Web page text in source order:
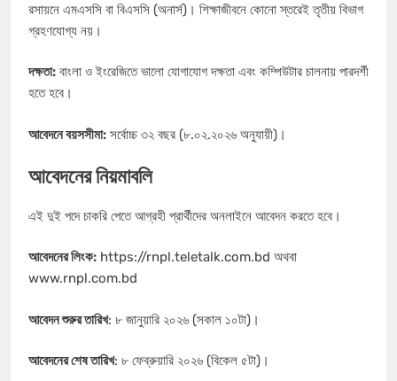
রসায়নে এমএসসি বা বিএসসি (অনার্স)। শিক্ষাজীবনে কোনো স্তরেই তৃতীয় বিভাগ
গ্রহণযোগ্য নয়।
দক্ষতা: বাংলা ও ইংরেজিতে ভালো যোগাযোগ দক্ষতা এবং কম্পিউটার চালনায় পারদর্শী
হতে হবে।
আবেদনে বয়সসীমা: সর্বোচ্চ ৩২ বছর (৮.০২.২০২৬ অনুযায়ী)।
আবেদনের নিয়মাবলি
এই দুই পদে চাকরি পেতে আগ্রহী প্রার্থীদের অনলাইনে আবেদন করতে হবে।
আবেদনের লিংক: https://rnpl.teletalk.com.bd অথবা
www.rnpl.com.bd
আবেদন শুরুর তারিখ: ৮ জানুয়ারি ২০২৬ (সকাল ১০টা)।
আবেদনের শেষ তারিখ: ৮ ফেব্রুয়ারি ২০২৬ (বিকেল ৫টা)।